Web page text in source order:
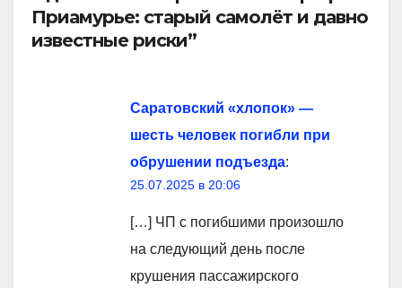
Приамурье: старый самолёт и давно
известные риски”
Саратовский «хлопок» —
шесть человек погибли при
обрушении подъезда:
25.07.2025 в 20:06
[…] ЧП с погибшими произошло
на следующий день после
крушения пассажирского